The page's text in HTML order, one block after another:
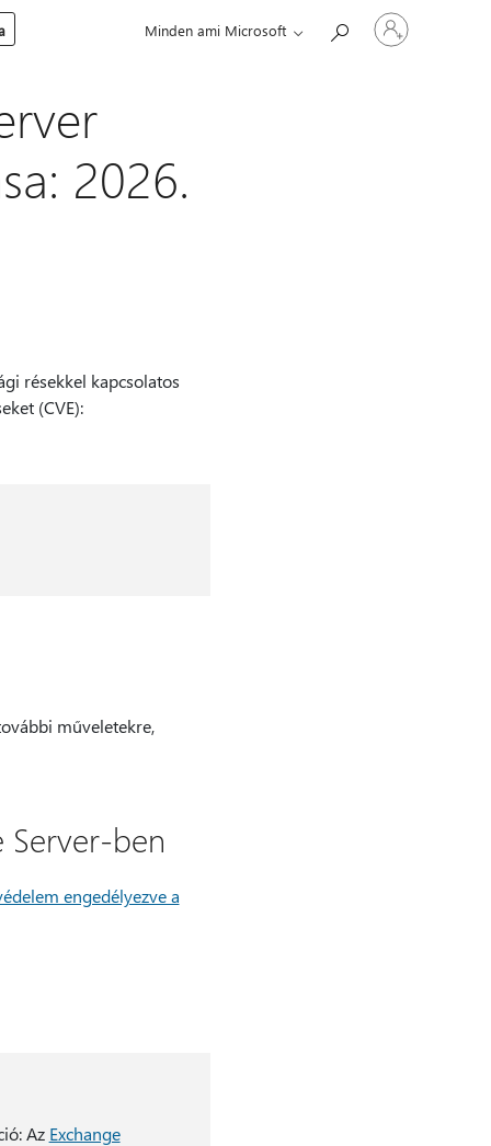
Minden ami Microsoft
Jelentkezzen
be
2026.
résekkel kapcsolatos
(CVE):
műveletekre,
Server-ben
engedélyezve a
Az Exchange